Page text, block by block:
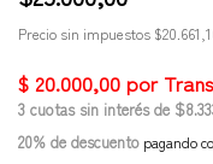
Precio sin impuestos
3 cuotas sin interés de
20% de descuento pagando